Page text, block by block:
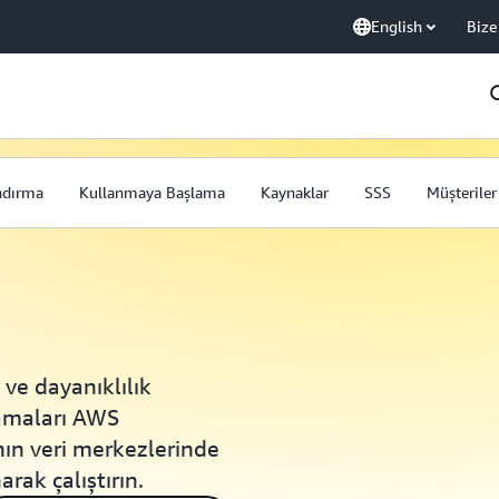
English
Kullanmaya Başlama Kaynaklar SSS Müşteriler
dayanıklılık
AWS
veri merkezlerinde
çalıştırın.